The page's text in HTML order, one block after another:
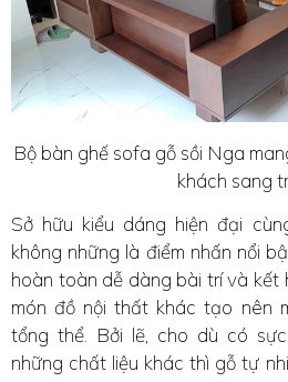
Bộ bàn ghế sofa gỗ sồi Nga
khách sang
Sở hữu kiểu dáng hiện đại
không những là điểm nhấn nổi
hoàn toàn dễ dàng bài trí và kết
món đồ nội thất khác tạo nên
tổng thể. Bởi lẽ, cho dù có
những chất liệu khác thì gỗ tự